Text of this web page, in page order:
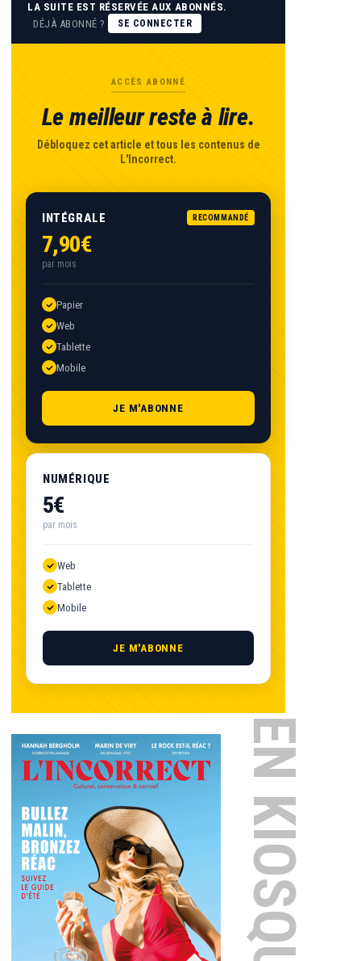
LA SUITE EST RÉSERVÉE AUX ABONNÉS.
DÉJÀ ABONNÉ ?
SE CONNECTER
ACCÈS ABONNÉ
Le meilleur reste à lire.
Débloquez cet article et tous les contenus de
L'Incorrect.
INTÉGRALE RECOMMANDÉ
7,90€
par mois
Papier
Web
Tablette
Mobile
JE M'ABONNE
NUMÉRIQUE
5€
par mois
Web
Tablette
Mobile
JE M'ABONNE
EN KIOSQUE